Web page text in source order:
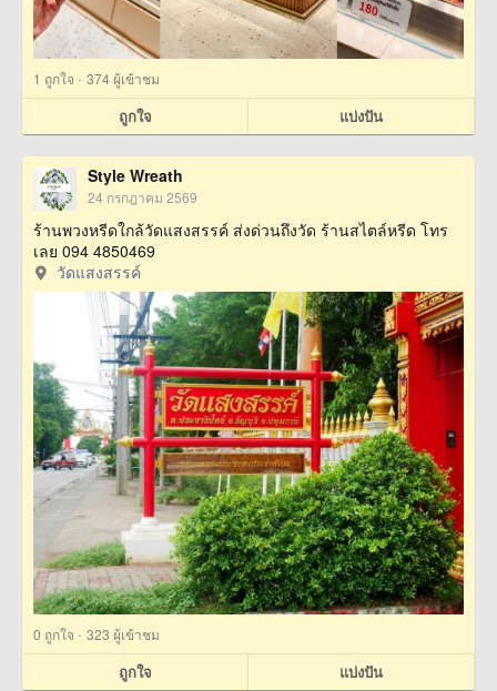
1 ถูกใจ · 374 ผู้เข้าชม
ถูกใจ แบ่งปัน
Style Wreath
24 กรกฎาคม 2569
ร้านพวงหรีดใกล้วัดแสงสรรค์ ส่งด่วนถึงวัด ร้านสไตล์หรีด โทร
เลย 094 4850469
วัดแสงสรรค์
0 ถูกใจ · 323 ผู้เข้าชม
ถูกใจ แบ่งปัน